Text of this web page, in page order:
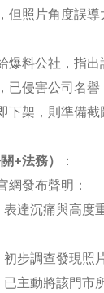
但照片角度誤導
爆料公社，指
已侵害公司名譽
下架，則準備
+法務）
：
網發布聲明：
達沉痛與高度
初步調查發現照
主動將該門市